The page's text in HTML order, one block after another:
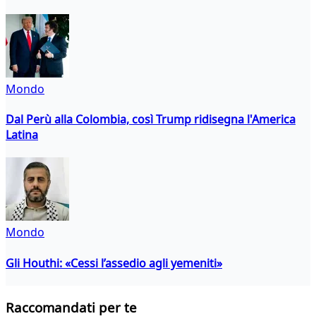
Mondo
Dal Perù alla Colombia, così Trump ridisegna l'America
Latina
Mondo
Gli Houthi: «Cessi l’assedio agli yemeniti»
Raccomandati per te